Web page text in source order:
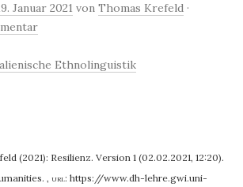
Januar 2021 von Thomas Krefeld ·
Ethnolinguistik
(2021): Resilienz. Version 1 (02.02.2021, 12:20).
, url: https://www.dh-lehre.gwi.uni-